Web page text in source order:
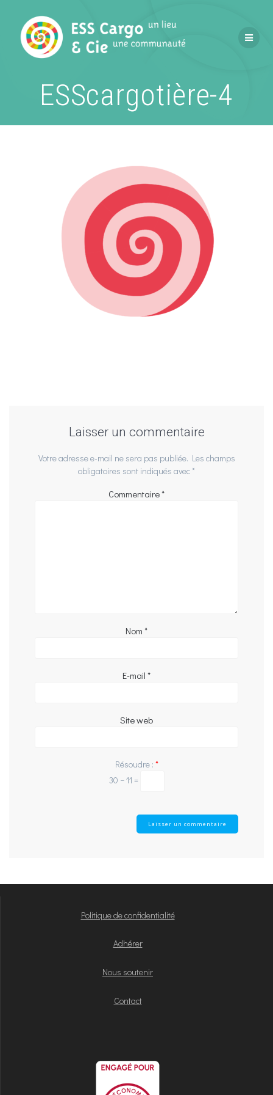
contenu
ESScargotière-4
Laisser un commentaire
Votre adresse e-mail ne sera pas publiée. Les champs
obligatoires sont indiqués avec*
Commentaire*
Nom *
E-mail *
Site web
Résoudre : *
30 − 11 =
Politique de confidentialité
Adhérer
Nous soutenir
Contact